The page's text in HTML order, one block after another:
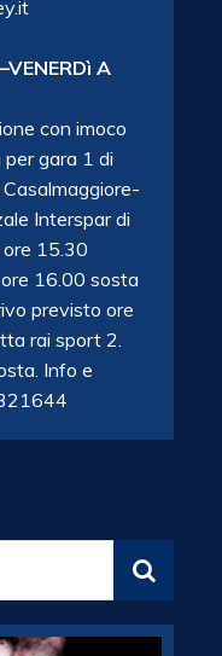
A
con imoco
gara 1 di
Interspar di
15.30
16.00 sosta
previsto ore
rai sport 2.
Info e